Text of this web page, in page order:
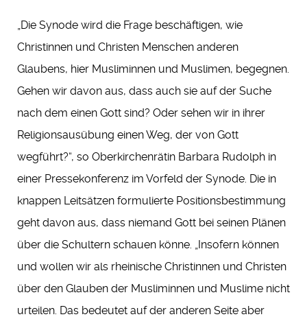
„Die Synode wird die Frage beschäftigen, wie
Christinnen und Christen Menschen anderen
Glaubens, hier Musliminnen und Muslimen, begegnen.
Gehen wir davon aus, dass auch sie auf der Suche
nach dem einen Gott sind? Oder sehen wir in ihrer
Religionsausübung einen Weg, der von Gott
wegführt?“, so Oberkirchenrätin Barbara Rudolph in
einer Pressekonferenz im Vorfeld der Synode. Die in
knappen Leitsätzen formulierte Positionsbestimmung
geht davon aus, dass niemand Gott bei seinen Plänen
über die Schultern schauen könne. „Insofern können
und wollen wir als rheinische Christinnen und Christen
über den Glauben der Musliminnen und Muslime nicht
urteilen. Das bedeutet auf der anderen Seite aber